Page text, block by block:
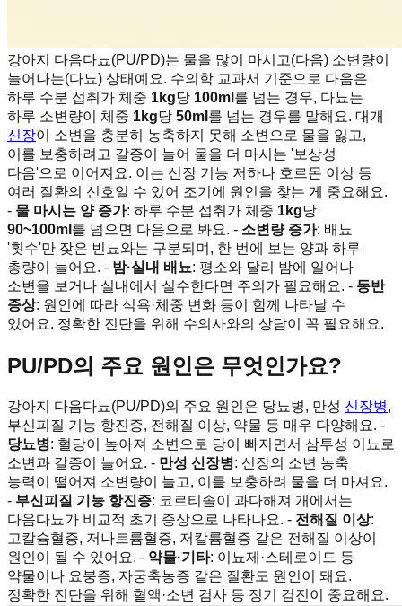
강아지 다음다뇨(PU/PD)는 물을 많이 마시고(다음) 소변량이
늘어나는(다뇨) 상태예요. 수의학 교과서 기준으로 다음은
하루 수분 섭취가 체중 1kg당 100ml 를 넘는 경우, 다뇨는
하루 소변량이 체중 1kg당 50ml 를 넘는 경우를 말해요. 대개
신장이 소변을 충분히 농축하지 못해 소변으로 물을 잃고,
이를 보충하려고 갈증이 늘어 물을 더 마시는 '보상성
다음'으로 이어져요. 이는 신장 기능 저하나 호르몬 이상 등
여러 질환의 신호일 수 있어 조기에 원인을 찾는 게 중요해요.
- 물 마시는 양 증가: 하루 수분 섭취가 체중 1kg당
90~100ml 를 넘으면 다음으로 봐요. - 소변량 증가: 배뇨
'횟수'만 잦은 빈뇨와는 구분되며, 한 번에 보는 양과 하루
총량이 늘어요. - 밤·실내 배뇨: 평소와 달리 밤에 일어나
소변을 보거나 실내에서 실수한다면 주의가 필요해요. - 동반
증상: 원인에 따라 식욕·체중 변화 등이 함께 나타날 수
있어요. 정확한 진단을 위해 수의사와의 상담이 꼭 필요해요.
PU/PD의 주요 원인은 무엇인가요?
강아지 다음다뇨(PU/PD)의 주요 원인은 당뇨병, 만성 신장병,
부신피질 기능 항진증, 전해질 이상, 약물 등 매우 다양해요. -
당뇨병: 혈당이 높아져 소변으로 당이 빠지면서 삼투성 이뇨로
소변과 갈증이 늘어요. - 만성 신장병: 신장의 소변 농축
능력이 떨어져 소변량이 늘고, 이를 보충하려 물을 더 마셔요.
- 부신피질 기능 항진증: 코르티솔이 과다해져 개에서는
다음다뇨가 비교적 초기 증상으로 나타나요. - 전해질 이상:
고칼슘혈증, 저나트륨혈증, 저칼륨혈증 같은 전해질 이상이
원인이 될 수 있어요. - 약물·기타: 이뇨제·스테로이드 등
약물이나 요붕증, 자궁축농증 같은 질환도 원인이 돼요.
정확한 진단을 위해 혈액·소변 검사 등 정기 검진이 중요해요.